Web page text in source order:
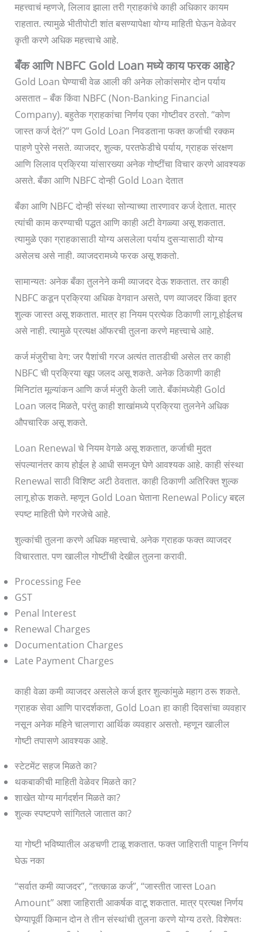
महत्त्वाचं म्हणजे, लिलाव झाला तरी ग्राहकांचे काही अधिकार कायम
राहतात. त्यामुळे भीतीपोटी शांत बसण्यापेक्षा योग्य माहिती घेऊन वेळेवर
कृती करणे अधिक महत्त्वाचे आहे.
बँक आणि NBFC Gold Loan मध्ये काय फरक आहे?
Gold Loan घेण्याची वेळ आली की अनेक लोकांसमोर दोन पर्याय
असतात – बँक किंवा NBFC (Non-Banking Financial
Company). बहुतेक ग्राहकांचा निर्णय एका गोष्टीवर ठरतो. “कोण
जास्त कर्ज देतं?” पण Gold Loan निवडताना फक्त कर्जाची रक्कम
पाहणे पुरेसे नसते. व्याजदर, शुल्क, परतफेडीचे पर्याय, ग्राहक संरक्षण
आणि लिलाव प्रक्रिया यांसारख्या अनेक गोष्टींचा विचार करणे आवश्यक
असते. बँका आणि NBFC दोन्ही Gold Loan देतात
बँका आणि NBFC दोन्ही संस्था सोन्याच्या तारणावर कर्ज देतात. मात्र
त्यांची काम करण्याची पद्धत आणि काही अटी वेगळ्या असू शकतात.
त्यामुळे एका ग्राहकासाठी योग्य असलेला पर्याय दुसऱ्यासाठी योग्य
असेलच असे नाही. व्याजदरामध्ये फरक असू शकतो.
सामान्यतः अनेक बँका तुलनेने कमी व्याजदर देऊ शकतात. तर काही
NBFC कडून प्रक्रिया अधिक वेगवान असते, पण व्याजदर किंवा इतर
शुल्क जास्त असू शकतात. मात्र हा नियम प्रत्येक ठिकाणी लागू होईलच
असे नाही. त्यामुळे प्रत्यक्ष ऑफरची तुलना करणे महत्त्वाचे आहे.
कर्ज मंजुरीचा वेग: जर पैशांची गरज अत्यंत तातडीची असेल तर काही
NBFC ची प्रक्रिया खूप जलद असू शकते. अनेक ठिकाणी काही
मिनिटांत मूल्यांकन आणि कर्ज मंजुरी केली जाते. बँकांमध्येही Gold
Loan जलद मिळते, परंतु काही शाखांमध्ये प्रक्रिया तुलनेने अधिक
औपचारिक असू शकते.
Loan Renewal चे नियम वेगळे असू शकतात, कर्जाची मुदत
संपल्यानंतर काय होईल हे आधी समजून घेणे आवश्यक आहे. काही संस्था
Renewal साठी विशिष्ट अटी ठेवतात. काही ठिकाणी अतिरिक्त शुल्क
लागू होऊ शकते. म्हणून Gold Loan घेताना Renewal Policy बद्दल
स्पष्ट माहिती घेणे गरजेचे आहे.
शुल्कांची तुलना करणे अधिक महत्त्वाचे. अनेक ग्राहक फक्त व्याजदर
विचारतात. पण खालील गोष्टींची देखील तुलना करावी.
Processing Fee
GST
Penal Interest
Renewal Charges
Documentation Charges
Late Payment Charges
काही वेळा कमी व्याजदर असलेले कर्ज इतर शुल्कांमुळे महाग ठरू शकते.
ग्राहक सेवा आणि पारदर्शकता, Gold Loan हा काही दिवसांचा व्यवहार
नसून अनेक महिने चालणारा आर्थिक व्यवहार असतो. म्हणून खालील
गोष्टी तपासणे आवश्यक आहे.
स्टेटमेंट सहज मिळते का?
थकबाकीची माहिती वेळेवर मिळते का?
शाखेत योग्य मार्गदर्शन मिळते का?
शुल्क स्पष्टपणे सांगितले जातात का?
या गोष्टी भविष्यातील अडचणी टाळू शकतात. फक्त जाहिराती पाहून निर्णय
घेऊ नका
“सर्वात कमी व्याजदर”, “तत्काळ कर्ज”, “जास्तीत जास्त Loan
Amount” अशा जाहिराती आकर्षक वाटू शकतात. मात्र प्रत्यक्ष निर्णय
घेण्यापूर्वी किमान दोन ते तीन संस्थांची तुलना करणे योग्य ठरते. विशेषतः